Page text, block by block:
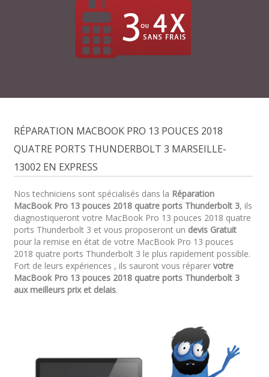
RÉPARATION MACBOOK PRO 13 POUCES 2018
QUATRE PORTS THUNDERBOLT 3 MARSEILLE-
13002 EN EXPRESS
Nos techniciens sont spécialisés dans la Réparation
MacBook Pro 13 pouces 2018 quatre ports Thunderbolt 3, ils
diagnostiqueront votre MacBook Pro 13 pouces 2018 quatre
ports Thunderbolt 3 et vous proposeront un devis Gratuit
pour la remise en état de votre MacBook Pro 13 pouces
2018 quatre ports Thunderbolt 3 le plus rapidement possible.
Fort de leurs expériences , ils sauront vous réparer votre
MacBook Pro 13 pouces 2018 quatre ports Thunderbolt 3
aux meilleurs prix et delais.